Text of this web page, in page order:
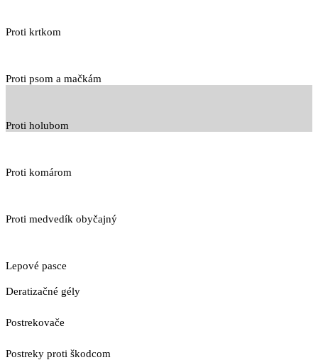
Proti krtkom
Proti psom a mačkám
Proti holubom
Proti komárom
Proti medvedík obyčajný
Lepové pasce
Deratizačné gély
Postrekovače
Postreky proti škodcom